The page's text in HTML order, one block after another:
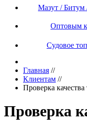
Мазут / Битум
Оптовым
Судовое
Главная //
Клиентам //
Проверка качества
Проверка